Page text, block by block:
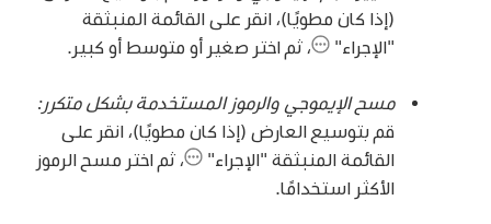
(إذا كان مطويًا)، انقر على القائمة المنبثقة
"الإجراء"
،ثم اختر صغير أو متوسط أو كبير.
مسح الإيموجي والرموز المستخدمة بشكل متكرر:
قم بتوسيع العارض (إذا كان مطويًا)، انقر على
القائمة المنبثقة "الإجراء"
،ثم اختر مسح الرموز
الأكثر استخدامًا.